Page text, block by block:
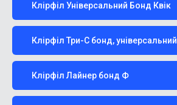
Клірфіл Універсальний Бонд Квік
Клірфіл Три-С бонд, універсальний
Клірфіл Лайнер бонд Ф